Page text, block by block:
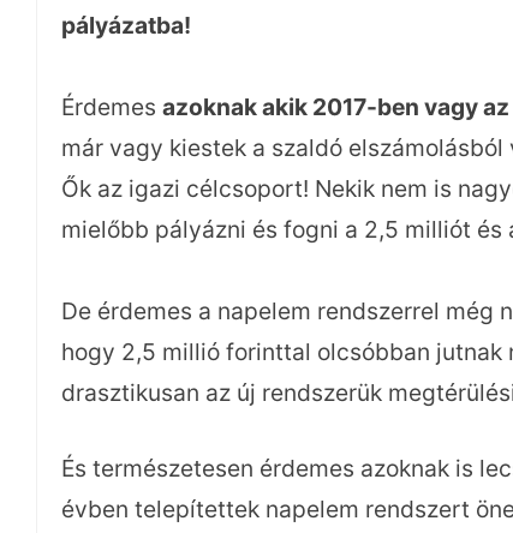
pályázatba!
Érdemes azoknak akik 2017-ben vagy
már vagy kiestek a szaldó
Ők az igazi célcsoport! Nekik nem is
mielőbb pályázni és fogni a 2,5 milliót és
De érdemes a napelem rendszerrel még
hogy 2,5 millió forinttal olcsóbban jutnak
drasztikusan az új rendszerük
És természetesen érdemes azoknak is
évben telepítettek napelem rendszert